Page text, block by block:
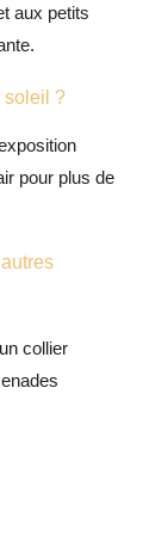
aux petits
soleil ?
pour plus de
collier